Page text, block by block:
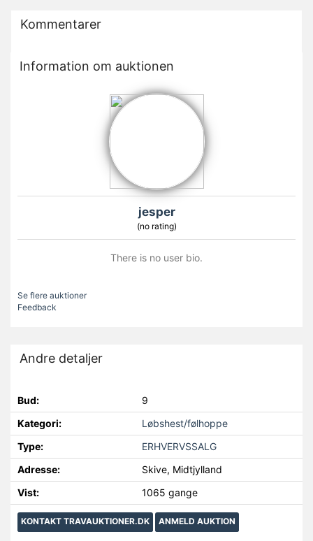
Kommentarer
Information om auktionen
jesper
(no rating)
There is no user bio.
Se flere auktioner
Feedback
Andre detaljer
Bud:
9
Kategori:
Løbshest/følhoppe
Type:
ERHVERVSSALG
Adresse:
Skive, Midtjylland
Vist:
1065 gange
KONTAKT TRAVAUKTIONER.DK ANMELD AUKTION